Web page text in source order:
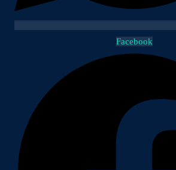
Facebook